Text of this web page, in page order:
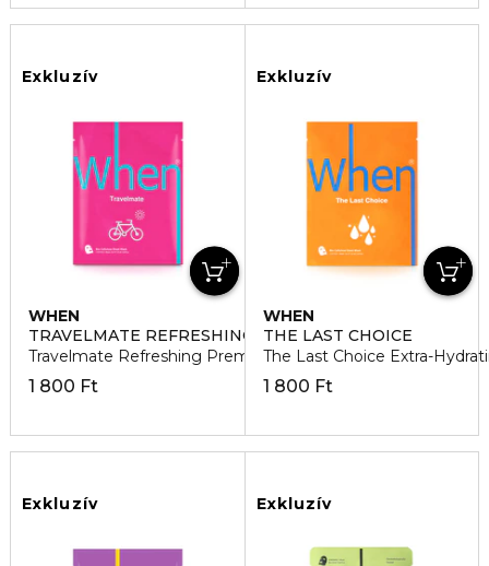
Exkluzív
WHEN
TRAVELMATE REFRESHING
Travelmate Refreshing Premium Bio-Cellulose Arcmaszk
1 800 Ft
Exkluzív
WHEN
THE LAST CHOICE
The Last Choice Extra-
1 800 Ft
Exkluzív Exkluzív